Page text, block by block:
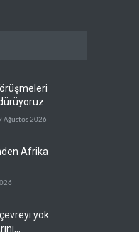
Ağustos 2026
Afrika
yok